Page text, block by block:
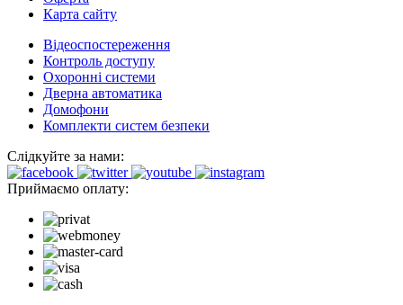
Карта сайту
Відеоспостереження
Контроль доступу
Охоронні системи
Дверна автоматика
Домофони
Комплекти систем безпеки
Слідкуйте за нами:
Приймаємо оплату: